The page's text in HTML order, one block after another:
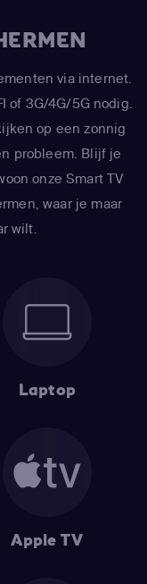
via internet.
of 3G/4G/5G nodig.
op een zonnig
probleem. Blijf je
onze Smart TV
waar je maar
wilt.
Laptop
Apple TV